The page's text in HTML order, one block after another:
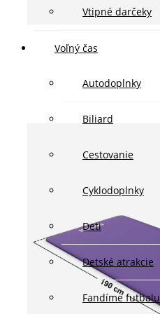
Vtipné darčeky
Voľný čas
Autodoplnky
Biliard
Cestovanie
Cyklodoplnky
Deti
Detské atrakcie
Fandíme futbalu